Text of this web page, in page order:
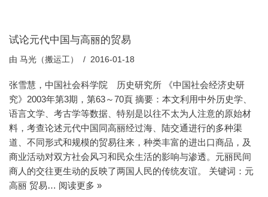
试论元代中国与高丽的贸易
由 马光（搬运工） 2016-01-18
张雪慧，中国社会科学院 历史研究所 《中国社会经济史研
究》2003年第3期，第63～70頁 摘要：本文利用中外历史学、
语言文学、考古学等数据、特别是以往不太为人注意的原始材
料，考查论述元代中国同高丽经过海、陆交通进行的多种渠
道、不同形式和规模的贸易往来，种类丰富的进出口商品，及
商业活动对双方社会风习和民众生活的影响与渗透。元丽民间
商人的交往更生动的反映了两国人民的传统友谊。 关键词：元
高丽 贸易… 阅读更多 »